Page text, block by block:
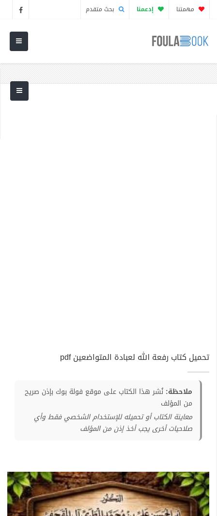
مهمتنا إدعمنا بحث متقدم
تحميل كتاب رفعة الله لعبادة المتواضعين pdf
ملاحظة: نُشر هذا الكتاب على موقع فولة بوك بإذن صريح
من المؤلف
معاينة الكتاب أو تحميله للإستخدام الشخصي فقط وأي
صلاحيات أخرى يجب أخذ إذن من المؤلف